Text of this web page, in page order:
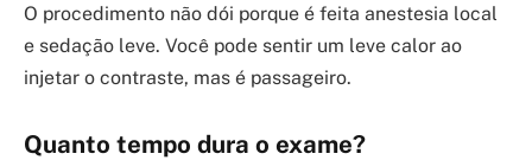
O procedimento não dói porque é feita anestesia local
e sedação leve. Você pode sentir um leve calor ao
injetar o contraste, mas é passageiro.
Quanto tempo dura o exame?